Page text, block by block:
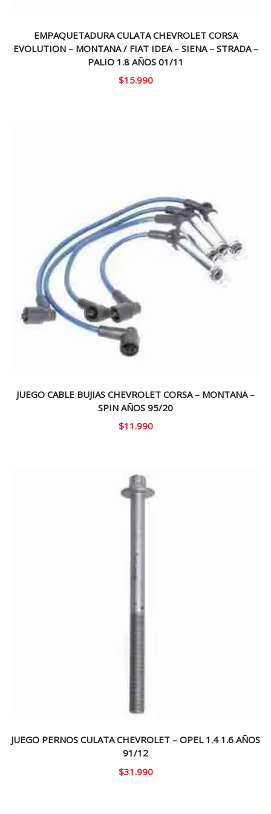
EMPAQUETADURA CULATA CHEVROLET CORSA
EVOLUTION – MONTANA / FIAT IDEA – SIENA – STRADA –
PALIO 1.8 AÑOS 01/11
$15.990
JUEGO CABLE BUJIAS CHEVROLET CORSA – MONTANA –
SPIN AÑOS 95/20
$11.990
JUEGO PERNOS CULATA CHEVROLET – OPEL 1.4 1.6 AÑOS
91/12
$31.990